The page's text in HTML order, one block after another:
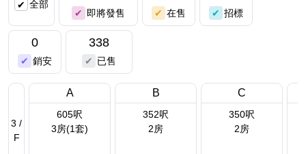
全部
即將發售 在售 招標
0
銷安
338
已售
3 /
F
A
605呎
3房(1套)
B
352呎
2房
C
350呎
2房